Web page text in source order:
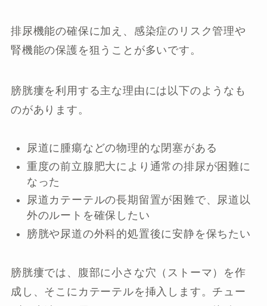
排尿機能の確保に加え、感染症のリスク管理や
腎機能の保護を狙うことが多いです。
膀胱瘻を利用する主な理由には以下のようなも
のがあります。
尿道に腫瘍などの物理的な閉塞がある
重度の前立腺肥大により通常の排尿が困難に
なった
尿道カテーテルの長期留置が困難で、尿道以
外のルートを確保したい
膀胱や尿道の外科的処置後に安静を保ちたい
膀胱瘻では、腹部に小さな穴（ストーマ）を作
成し、そこにカテーテルを挿入します。チュー